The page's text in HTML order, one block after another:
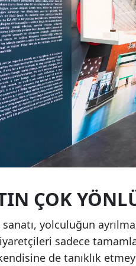
ÇOK
sanatı, yolculuğun
sadece
de tanıklık